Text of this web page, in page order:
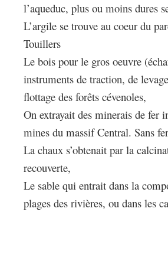
l’aqueduc, plus ou moins dures
L’argile se trouve au coeur du
Touillers
Le bois pour le gros oeuvre
instruments de traction, de
flottage des forêts cévenoles,
On extrayait des minerais de fer
mines du massif Central. Sans
La chaux s’obtenait par la
recouverte,
Le sable qui entrait dans la
plages des rivières, ou dans les